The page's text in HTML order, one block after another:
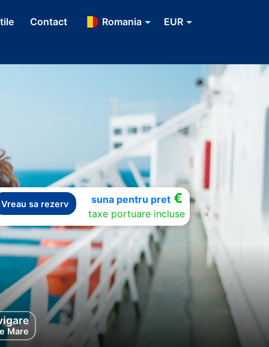
Contact Romania EUR
Vreau sa rezerv suna pentru pret€
taxe portuare incluse
Mare
Next